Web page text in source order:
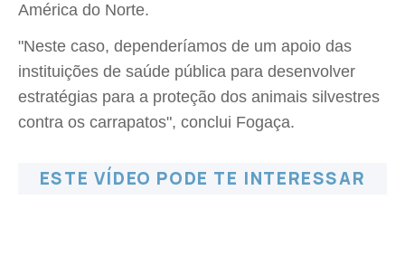
América do Norte.
"Neste caso, dependeríamos de um apoio das
instituições de saúde pública para desenvolver
estratégias para a proteção dos animais silvestres
contra os carrapatos", conclui Fogaça.
ESTE VÍDEO PODE TE INTERESSAR